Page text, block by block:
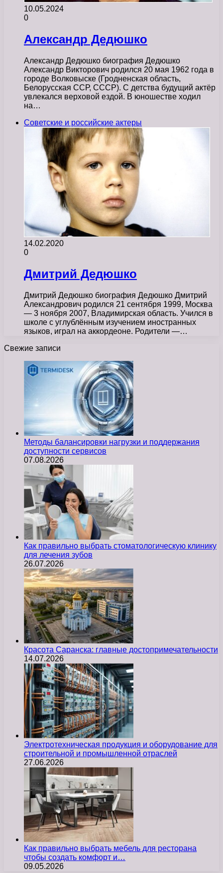
10.05.2024
0
Александр Дедюшко
Александр Дедюшко биография Дедюшко
Александр Викторович родился 20 мая 1962 года в
городе Волковыске (Гродненская область,
Белорусская ССР, СССР). С детства будущий актёр
увлекался верховой ездой. В юношестве ходил
на…
Советские и российские актеры
14.02.2020
0
Дмитрий Дедюшко
Дмитрий Дедюшко биография Дедюшко Дмитрий
Александрович родился 21 сентября 1999, Москва
— 3 ноября 2007, Владимирская область. Учился в
школе с углублённым изучением иностранных
языков, играл на аккордеоне. Родители —…
Свежие записи
Методы балансировки нагрузки и поддержания
доступности сервисов
07.08.2026
Как правильно выбрать стоматологическую клинику
для лечения зубов
26.07.2026
Красота Саранска: главные достопримечательности
14.07.2026
Электротехническая продукция и оборудование для
строительной и промышленной отраслей
27.06.2026
Как правильно выбрать мебель для ресторана
чтобы создать комфорт и…
09.05.2026